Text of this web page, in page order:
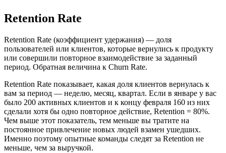
Retention Rate
Retention Rate (коэффициент удержания) — доля
пользователей или клиентов, которые вернулись к продукту
или совершили повторное взаимодействие за заданный
период. Обратная величина к Churn Rate.
Retention Rate показывает, какая доля клиентов вернулась к
вам за период — неделю, месяц, квартал. Если в январе у вас
было 200 активных клиентов и к концу февраля 160 из них
сделали хотя бы одно повторное действие, Retention = 80%.
Чем выше этот показатель, тем меньше вы тратите на
постоянное привлечение новых людей взамен ушедших.
Именно поэтому опытные команды следят за Retention не
меньше, чем за выручкой.